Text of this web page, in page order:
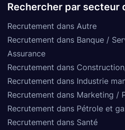
Rechercher par secteur
Recrutement dans Autre
Recrutement dans Banque /
Assurance
Recrutement dans
Recrutement dans Industrie
Recrutement dans Marketing /
Recrutement dans Pétrole et
Recrutement dans Santé